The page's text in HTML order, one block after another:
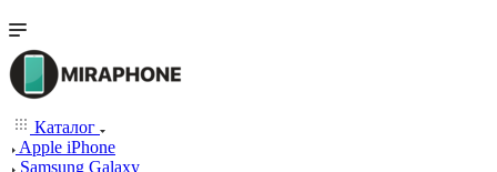
Каталог
Apple iPhone
Samsung Galaxy